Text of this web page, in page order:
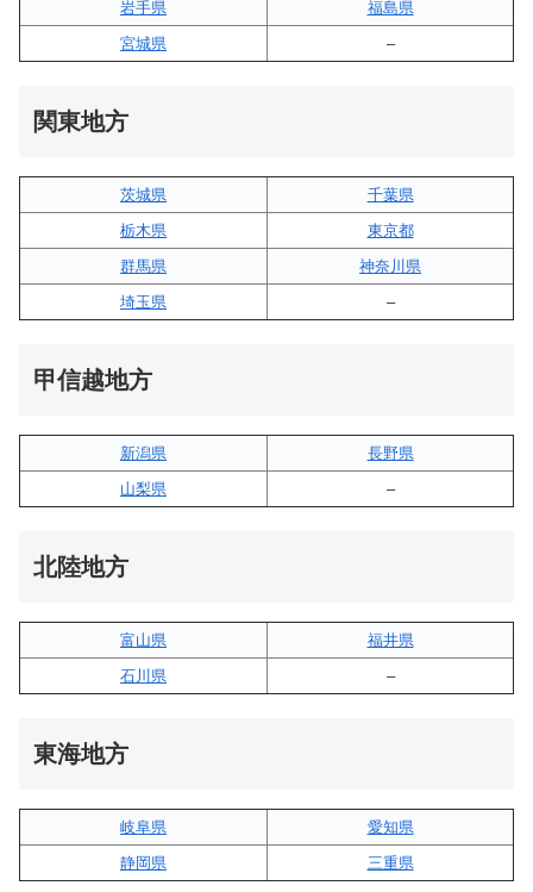
岩手県
福島県
宮城県
–
関東地方
茨城県
千葉県
栃木県
東京都
群馬県
神奈川県
埼玉県
–
甲信越地方
新潟県
長野県
山梨県
–
北陸地方
富山県
福井県
石川県
–
東海地方
岐阜県
愛知県
静岡県
三重県